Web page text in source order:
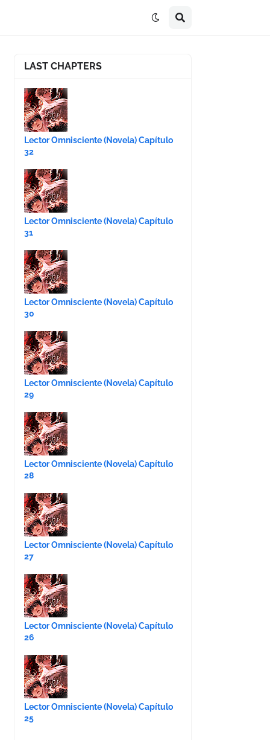
LAST CHAPTERS
Lector Omnisciente (Novela) Capítulo
32
Lector Omnisciente (Novela) Capítulo
31
Lector Omnisciente (Novela) Capítulo
30
Lector Omnisciente (Novela) Capítulo
29
Lector Omnisciente (Novela) Capítulo
28
Lector Omnisciente (Novela) Capítulo
27
Lector Omnisciente (Novela) Capítulo
26
Lector Omnisciente (Novela) Capítulo
25